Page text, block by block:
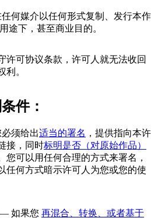
何媒介以任何形式复制、发行本作
途下，甚至商业目的。
许可协议条款，许可人就无法收回
利。
件：
须给出适当的署名 ，提供指向本许
接，同时标明是否（对原始作品）
您可以用任何合理的方式来署名，
任何方式暗示许可人为您或您的使
— 如果您 再混合、转换、或者基于